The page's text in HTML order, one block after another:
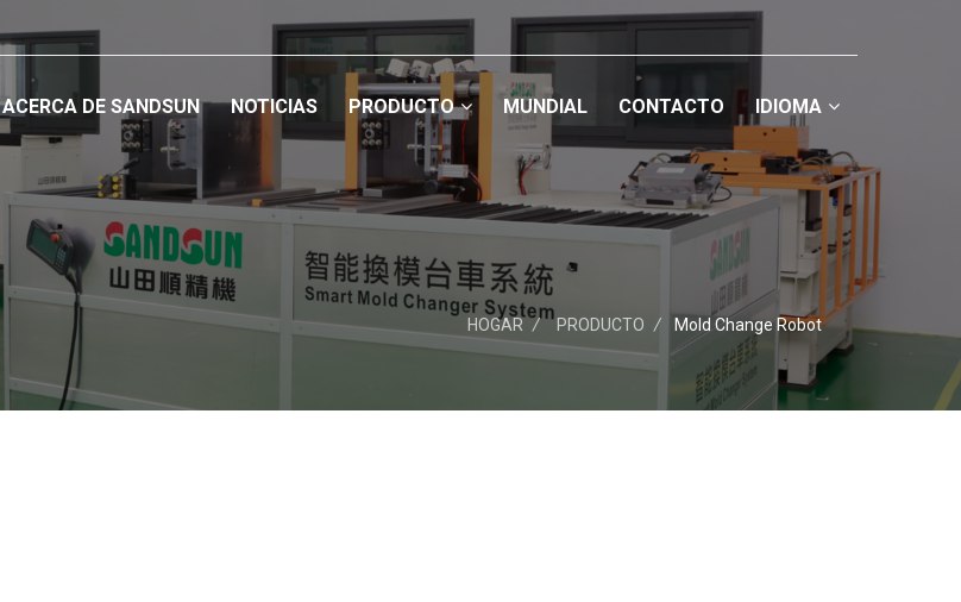
ACERCA DE SANDSUN NOTICIAS PRODUCTO MUNDIAL CONTACTO IDIOMA
HOGAR / PRODUCTO / Mold Change Robot